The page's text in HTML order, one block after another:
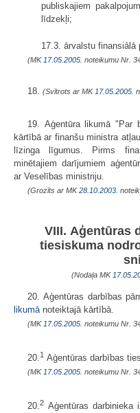
publiska­jiem
līdzekļi;
17.3. ārvalstu
(MK 17.05.2005. noteikumu Nr.
18. (Svītrots ar MK 17.05.2005.
19. Aģentūra likumā "Par
kārtībā ar finanšu ministra
līzinga līgumus. Pirms
minētajiem darījumiem
ar Veselības ministriju.
(Grozīts ar MK28.10.2003.
VIII. Aģentūras
tiesiskuma
(Nodaļa MK
20. Aģentūras darbības
likumā noteiktajā kārtībā.
(MK 17.05.2005. noteikumu Nr.
20.1 Aģentūras darbības
(MK 17.05.2005. noteikumu Nr.
20.2 Aģentūras